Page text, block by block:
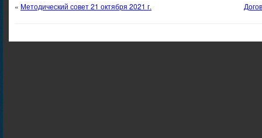
« Методический совет 21 октября 2021 г.